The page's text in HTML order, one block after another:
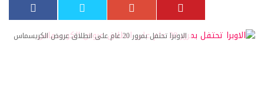
الاوبرا تحتفل بمرور 20 عام على انطلاق عروض الكريسماس